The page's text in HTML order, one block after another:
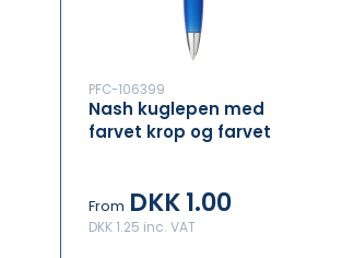
PFC-106399
Nash kuglepen med
farvet krop og farvet
From DKK 1.00
DKK 1.25 inc. VAT